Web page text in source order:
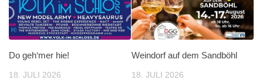
Do geh‘mer hie!
18. JULI 2026
Weindorf auf dem Sandböhl
18. JULI 2026